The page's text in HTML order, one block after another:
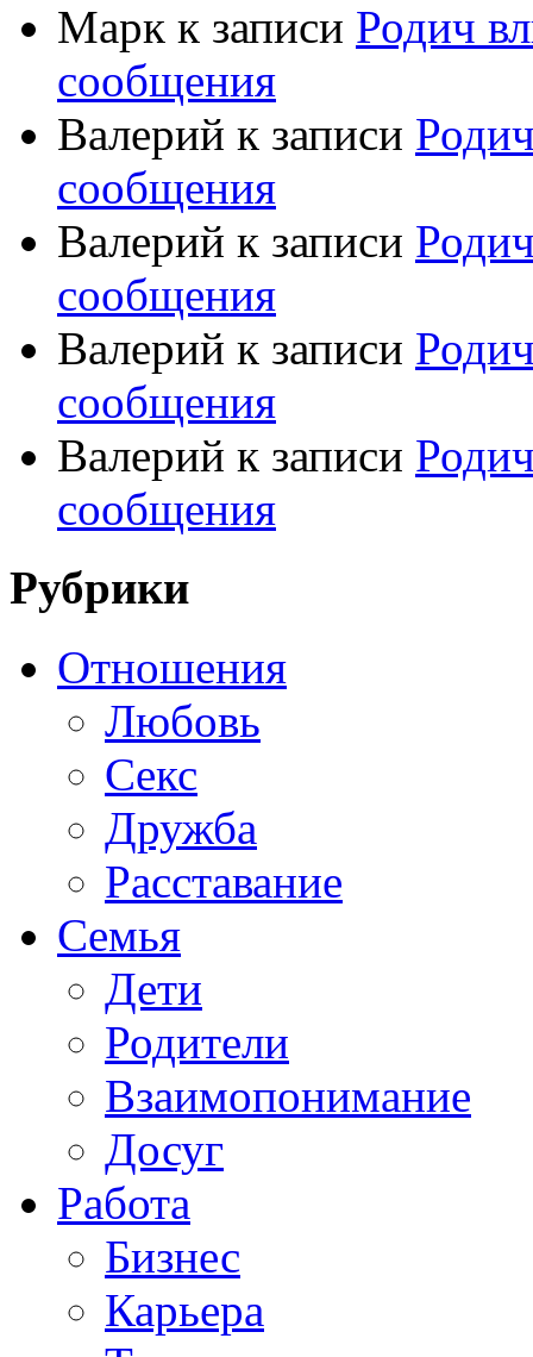
Марк к записи Родич
сообщения
Валерий к записи
сообщения
Валерий к записи
сообщения
Валерий к записи
сообщения
Валерий к записи
сообщения
Рубрики
Отношения
Любовь
Секс
Дружба
Расставание
Семья
Дети
Родители
Взаимопонимание
Досуг
Работа
Бизнес
Карьера